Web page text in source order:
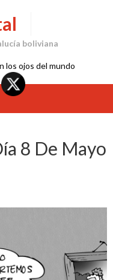
boliviana
los ojos del mundo
8 De Mayo